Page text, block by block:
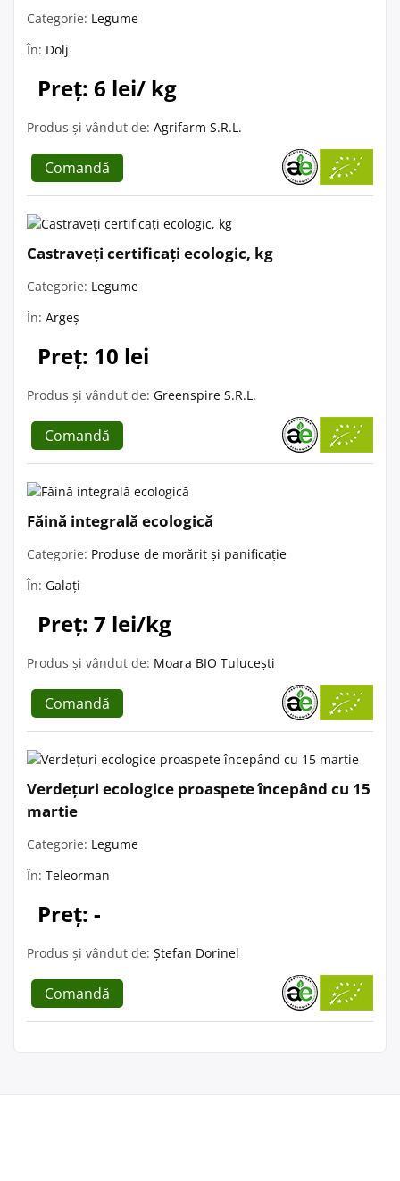
Categorie: Legume
În: Dolj
Preț: 6 lei/ kg
Produs și vândut de: Agrifarm S.R.L.
Comandă
Castraveți certificați ecologic, kg
Categorie: Legume
În: Argeș
Preț: 10 lei
Produs și vândut de: Greenspire S.R.L.
Comandă
Făină integrală ecologică
Categorie: Produse de morărit și panificație
În: Galați
Preț: 7 lei/kg
Produs și vândut de: Moara BIO Tulucești
Comandă
Verdețuri ecologice proaspete începând cu 15
martie
Categorie: Legume
În: Teleorman
Preț: -
Produs și vândut de: Ștefan Dorinel
Comandă